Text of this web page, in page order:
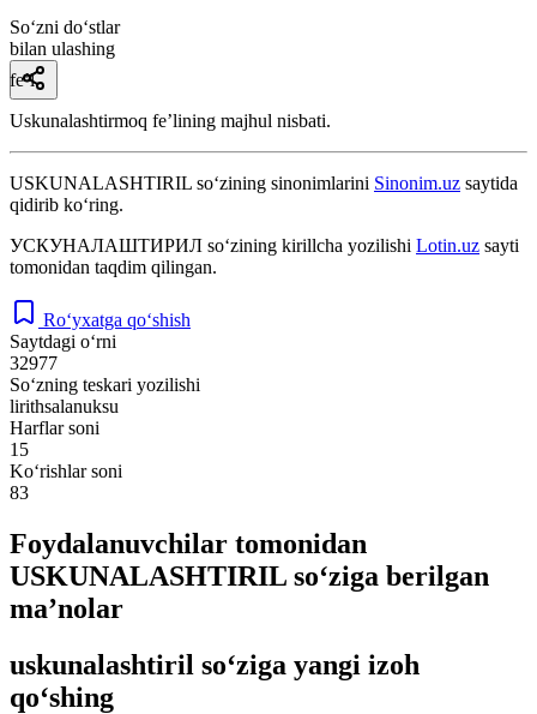
So‘zni do‘stlar
bilan ulashing
fe’l
Uskunalashtirmoq feʼlining majhul nisbati.
USKUNALASHTIRIL so‘zining sinonimlarini Sinonim.uz saytida
qidirib ko‘ring.
УСКУНАЛАШТИРИЛ so‘zining kirillcha yozilishi Lotin.uz sayti
tomonidan taqdim qilingan.
Ro‘yxatga qo‘shish
Saytdagi o‘rni
32977
So‘zning teskari yozilishi
lirithsalanuksu
Harflar soni
15
Ko‘rishlar soni
83
Foydalanuvchilar tomonidan
USKUNALASHTIRIL so‘ziga berilgan
ma’nolar
uskunalashtiril so‘ziga yangi izoh
qo‘shing